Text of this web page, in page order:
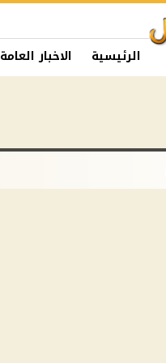
الرئيسية الاخبار العامة